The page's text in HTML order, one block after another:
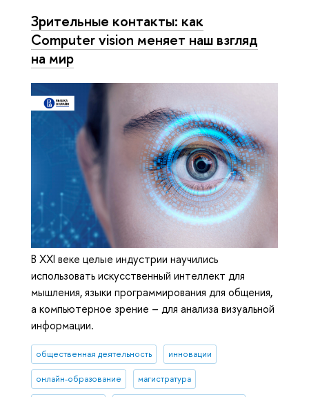
Зрительные контакты: как
Computer vision меняет наш взгляд
на мир
В XXI веке целые индустрии научились
использовать искусственный интеллект для
мышления, языки программирования для общения,
а компьютерное зрение – для анализа визуальной
информации.
общественная деятельность инновации
онлайн-образование магистратура